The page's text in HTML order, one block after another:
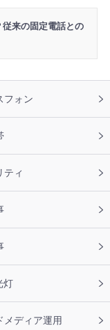
入のお問い合わせ
のお問い合わせ
入のお問い合わ
のお問い合わせ
入のお問い合わ
のお問い合わせ
来の固定電話との
フォン
ティ
灯
メディア運用